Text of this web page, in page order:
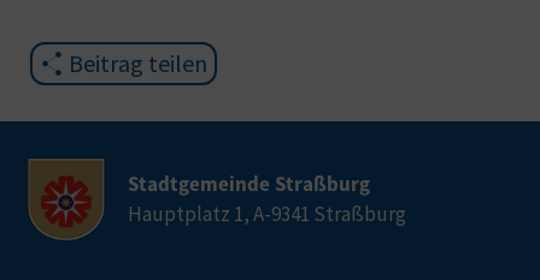
Beitrag teilen
Stadtgemeinde Straßburg
Hauptplatz 1, A-9341 Straßburg